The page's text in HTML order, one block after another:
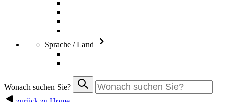
Sprache / Land
Wonach suchen Sie?